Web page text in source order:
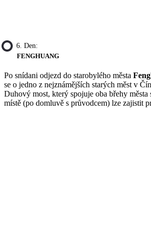
6. Den:
FENGHUANG
Po snídani odjezd do starobylého města
se o jedno z nejznámějších starých měst v
Duhový most, který spojuje oba břehy
místě (po domluvě s průvodcem) lze zajistit